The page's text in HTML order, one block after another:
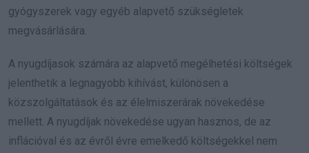
gyógyszerek vagy egyéb alapvető szükségletek
megvásárlására.
A nyugdíjasok számára az alapvető megélhetési költségek
jelenthetik a legnagyobb kihívást, különösen a
közszolgáltatások és az élelmiszerárak növekedése
mellett. A nyugdíjak növekedése ugyan hasznos, de az
inflációval és az évről évre emelkedő költségekkel nem